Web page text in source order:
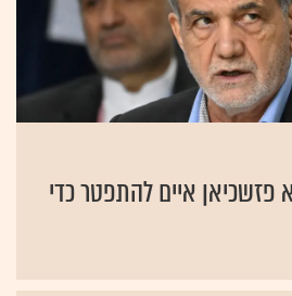
איים להתפטר כדי